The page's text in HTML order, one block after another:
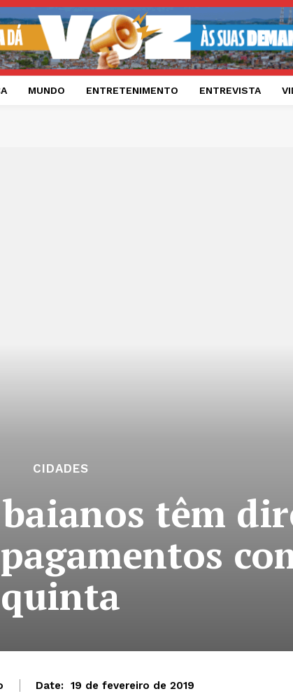
MUNDO ENTRETENIMENTO ENTREVISTA
CIDADES
têm
quinta
Date: 19 de fevereiro de 2019